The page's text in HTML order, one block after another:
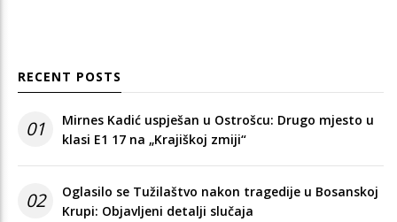
RECENT POSTS
01
Mirnes Kadić uspješan u Ostrošcu: Drugo mjesto u
klasi E1 17 na „Krajiškoj zmiji“
02
Oglasilo se Tužilaštvo nakon tragedije u Bosanskoj
Krupi: Objavljeni detalji slučaja